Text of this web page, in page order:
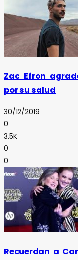
Zac Efron
por su salud
30/12/2019
0
3.5K
0
0
Recuerdan a